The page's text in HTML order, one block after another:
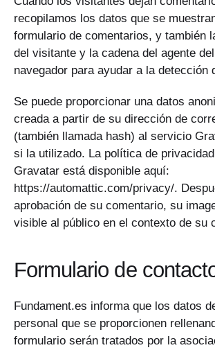
recopilamos los datos que se
formulario de comentarios, y también
del visitante y la cadena del agente
navegador para ayudar a la detección
Se puede proporcionar una datos
creada a partir de su dirección de
(también llamada hash) al servicio
si la utilizado. La política de
Gravatar está disponible aquí:
https://automattic.com/privacy/.
aprobación de su comentario, su
visible al público en el contexto de su
Formulario de
Fundament.es informa que los datos
personal que se proporcionen
formulario serán tratados por la